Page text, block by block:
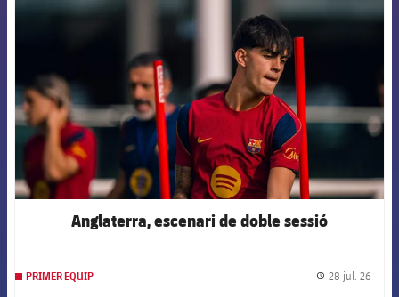
Anglaterra, escenari de doble sessió
PRIMER EQUIP 28 jul. 26